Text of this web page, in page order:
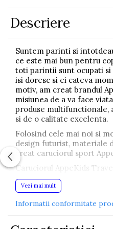
Descriere
Suntem parinti si
ce este mai bun pentru
toti parintii sunt ocupati
isi doresc si ei cateva
motiv, am creat brandul
misiunea de a va face
produse multifunctionale,
si de o calitate excelenta.
Folosind cele mai noi si
design futurist, materiale
creat caruciorul sport
Caruciorul AppeKids
indispensabil de la 6 luni
foarte important pentru
ultimul rand, sa-i ofere
Noi suntem convinsi ca,
Vezi mai mult
Informatii conformitate